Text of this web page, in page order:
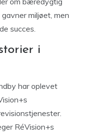
miljøet, men
succes.
i
har oplevet
RéVision+s